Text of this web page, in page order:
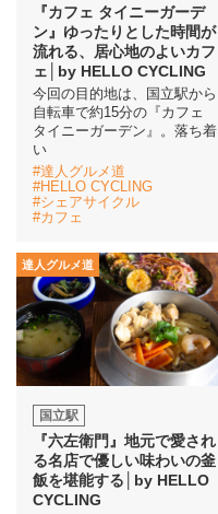
『カフェ タイニーガーデ
ン』ゆったりとした時間が
流れる、居心地のよいカフ
ェ│by HELLO CYCLING
今回の目的地は、国立駅から
自転車で約15分の『カフェ
タイニーガーデン』。落ち着
い
#達人グルメ道
#HELLO CYCLING
#シェアサイクル
#カフェ
達人グルメ道
国立駅
『六左衛門』地元で愛され
る名店で優しい味わいの釜
飯を堪能する│by HELLO
CYCLING